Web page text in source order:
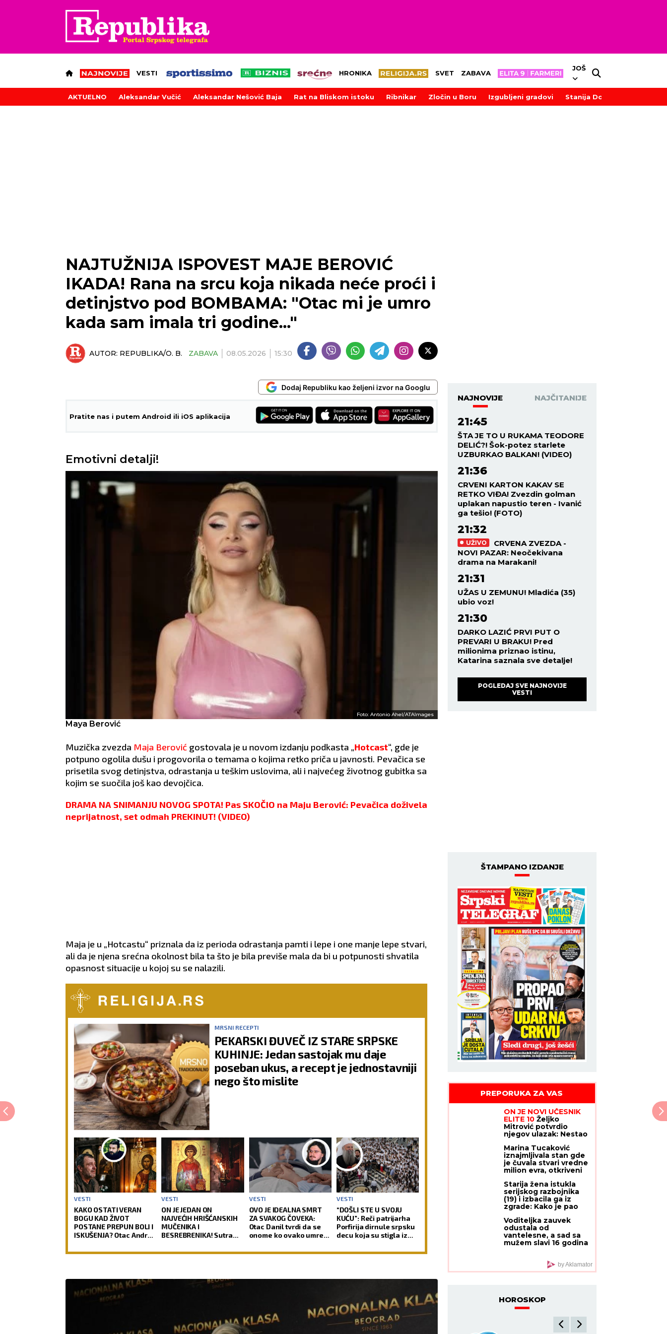
VESTI HRONIKA SVET ZABAVA
JOŠ
AKTUELNO Aleksandar Vučić Aleksandar Nešović Baja Rat na Bliskom istoku Ribnikar Zločin u Boru Izgubljeni gradovi Stanija Dobrojević
NAJTUŽNIJA ISPOVEST MAJE BEROVIĆ
IKADA! Rana na srcu koja nikada neće proći i
detinjstvo pod BOMBAMA: "Otac mi je umro
kada sam imala tri godine..."
AUTOR: REPUBLIKA/O. B. ZABAVA 08.05.2026 15:30
Dodaj Republiku kao željeni izvor na Googlu
Pratite nas i putem Android ili iOS aplikacija
Emotivni detalji!
Foto: Antonio Ahel/ATAImages
Maya Berović
Muzička zvezda Maja Berović gostovala je u novom izdanju podkasta „Hotcast“, gde je
potpuno ogolila dušu i progovorila o temama o kojima retko priča u javnosti. Pevačica se
prisetila svog detinjstva, odrastanja u teškim uslovima, ali i najvećeg životnog gubitka sa
kojim se suočila još kao devojčica.
DRAMA NA SNIMANJU NOVOG SPOTA! Pas SKOČIO na Maju Berović: Pevačica doživela
neprijatnost, set odmah PREKINUT! (VIDEO)
Maja je u „Hotcastu“ priznala da iz perioda odrastanja pamti i lepe i one manje lepe stvari,
ali da je njena srećna okolnost bila ta što je bila previše mala da bi u potpunosti shvatila
opasnost situacije u kojoj su se nalazili.
MRSNI RECEPTI
PEKARSKI ĐUVEČ IZ STARE SRPSKE
KUHINJE: Jedan sastojak mu daje
poseban ukus, a recept je jednostavniji
nego što mislite
VESTI
KAKO OSTATI VERAN
BOGU KAD ŽIVOT
POSTANE PREPUN BOLI I
ISKUŠENJA? Otac Andrej
je najteže!
VESTI
ON JE JEDAN ON
NAJVEĆIH HRIŠĆANSKIH
MUČENIKA I
BESREBRENIKA! Sutra
velikomučenika
VESTI
OVO JE IDEALNA SMRT
ZA SVAKOG ČOVEKA:
Otac Danil tvrdi da se
onome ko ovako umre
grehovi, osim dva
VESTI
“DOŠLI STE U SVOJU
KUĆU”: Reči patrijarha
Porfirija dirnule srpsku
decu koja su stigla iz
NAJNOVIJE NAJČITANIJE
21:45
ŠTA JE TO U RUKAMA TEODORE
DELIĆ?! Šok-potez starlete
UZBURKAO BALKAN! (VIDEO)
21:36
CRVENI KARTON KAKAV SE
RETKO VIĐA! Zvezdin golman
uplakan napustio teren - Ivanić
ga tešio! (FOTO)
21:32
UŽIVO
CRVENA ZVEZDA -
NOVI PAZAR: Neočekivana
drama na Marakani!
21:31
UŽAS U ZEMUNU! Mladića (35)
ubio voz!
21:30
DARKO LAZIĆ PRVI PUT O
PREVARI U BRAKU! Pred
milionima priznao istinu,
Katarina saznala sve detalje!
POGLEDAJ SVE NAJNOVIJE
VESTI
ŠTAMPANO IZDANJE
PREPORUKA ZA VAS
ON JE NOVI UČESNIK
ELITE 10 Željko
Mitrović potvrdio
njegov ulazak: Nestao
skandale i bio hapšen
Marina Tucaković
iznajmljivala stan gde
je čuvala stvari vredne
milion evra, otkriveni
stavio u crne kese"
Starija žena istukla
serijskog razbojnika
(19) i izbacila ga iz
zgrade: Kako je pao
Sada (VIDEO)
Voditeljka zauvek
odustala od
vantelesne, a sad sa
mužem slavi 16 godina
by Aklamator
HOROSKOP